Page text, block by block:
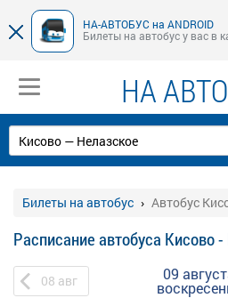
НА-АВТОБУС на ANDROID
Билеты на автобус у вас в
НА
Билеты на автобус Автобус
Расписание автобуса Кисово
08 авг 09